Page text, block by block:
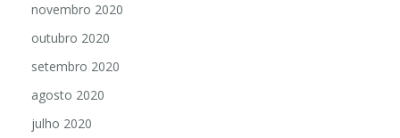
novembro 2020
outubro 2020
setembro 2020
agosto 2020
julho 2020